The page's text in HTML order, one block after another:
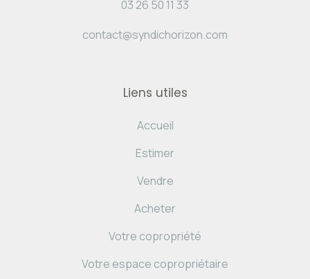
03 26 50 11 33
contact@syndichorizon.com
Liens utiles
Accueil
Estimer
Vendre
Acheter
Votre copropriété
Votre espace copropriétaire